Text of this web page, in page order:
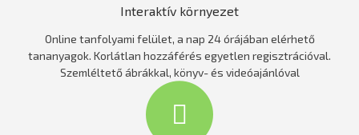
Interaktív környezet
Online tanfolyami felület, a nap 24 órájában elérhető
tananyagok. Korlátlan hozzáférés egyetlen regisztrációval.
Szemléltető ábrákkal, könyv- és videóajánlóval